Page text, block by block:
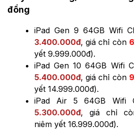
đồng
iPad Gen 9 64GB Wifi
3.400.000đ, giá chỉ còn
yết 9.999.000đ).
iPad Gen 10 64GB Wifi
5.400.000đ, giá chỉ còn
yết 14.999.000đ).
iPad Air 5 64GB Wifi
5.300.000đ, giá chỉ
niêm yết 16.999.000đ).